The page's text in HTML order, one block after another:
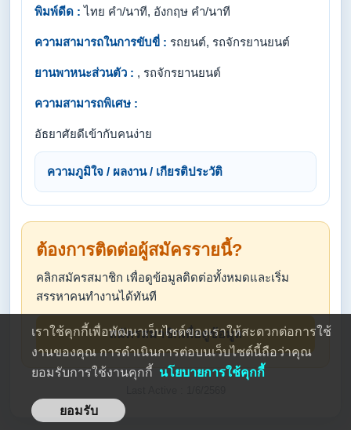
พิมพ์ดีด : ไทย คำ/นาที, อังกฤษ คำ/นาที
ความสามารถในการขับขี่ : รถยนต์, รถจักรยานยนต์
ยานพาหนะส่วนตัว : , รถจักรยานยนต์
ความสามารถพิเศษ :
อัธยาศัยดีเข้ากับคนง่าย
ความภูมิใจ / ผลงาน / เกียรติประวัติ
ต้องการติดต่อผู้สมัครรายนี้?
คลิกสมัครสมาชิก เพื่อดูข้อมูลติดต่อทั้งหมดและเริ่ม
สรรหาคนทำงานได้ทันที
สมัครสมาชิกเพื่อดูข้อมูล
เราใช้คุกกี้เพื่อพัฒนาเว็บไซต์ของเราให้สะดวกต่อการใช้
งานของคุณ การดำเนินการต่อบนเว็บไซต์นี้ถือว่าคุณ
ยอมรับการใช้งานคุกกี้ นโยบายการใช้คุกกี้